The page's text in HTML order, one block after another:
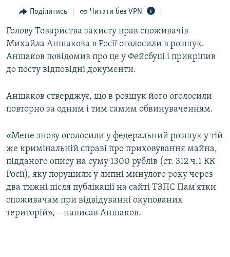
Перейти
пошуку
ПОГЛЯД
ІНТЕРВ'Ю
СПЕЦПРОЕКТИ
ВІДЕОУРОКИ «ELIFBE»
УКРАЇНСЬКА ПРОБЛЕМА КРИМУ
ІНФОГРАФІКА
Русский
Qırımtatar
ДОЛУЧАЙСЯ!
Усі сайти RFE/RL
Поділитись Читати без VPN
Голову Товариства захисту прав споживачів
Михайла Аншакова в Росії оголосили в розшук.
Аншаков повідомив про це у Фейсбуці і прикріпив
до посту відповідні документи.
Аншаков стверджує, що в розшук його оголосили
повторно за одним і тим самим обвинуваченням.
«Мене знову оголосили у федеральний розшук у тій
же кримінальній справі про приховування майна,
підданого опису на суму 1300 рублів (ст. 312 ч.1 КК
Росії), яку порушили у липні минулого року через
два тижні після публікації на сайті ТЗПС Пам'ятки
споживачам при відвідуванні окупованих
територій», – написав Аншаков.